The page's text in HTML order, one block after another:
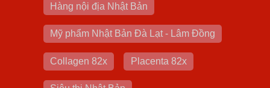
Hàng nội địa Nhật Bản
Mỹ phẩm Nhật Bản Đà Lạt - Lâm Đồng
Collagen 82x Placenta 82x